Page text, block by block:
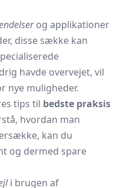
og applikationer
disse sække kan
havde overvejet, vil
nye muligheder.
tips til bedste praksis
hvordan man
kan du
og dermed spare
i brugen af